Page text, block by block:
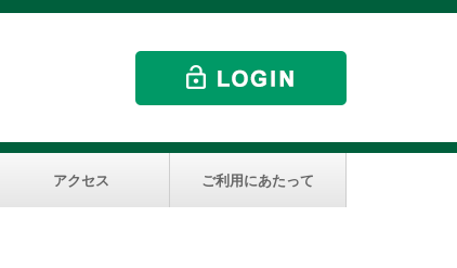
アクセス ご利用にあたって